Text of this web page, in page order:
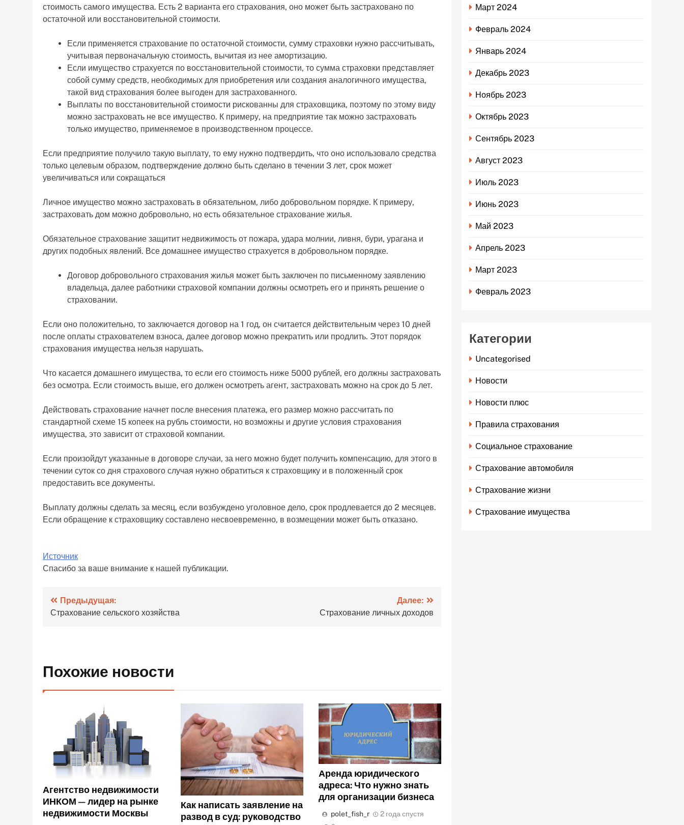
стоимость самого имущества. Есть 2 варианта его страхования, оно может быть застраховано по
остаточной или восстановительной стоимости.
Если применяется страхование по остаточной стоимости, сумму страховки нужно рассчитывать,
учитывая первоначальную стоимость, вычитая из нее амортизацию.
Если имущество страхуется по восстановительной стоимости, то сумма страховки представляет
собой сумму средств, необходимых для приобретения или создания аналогичного имущества,
такой вид страхования более выгоден для застрахованного.
Выплаты по восстановительной стоимости рискованны для страховщика, поэтому по этому виду
можно застраховать не все имущество. К примеру, на предприятие так можно застраховать
только имущество, применяемое в производственном процессе.
Если предприятие получило такую выплату, то ему нужно подтвердить, что оно использовало средства
только целевым образом, подтверждение должно быть сделано в течении 3 лет, срок может
увеличиваться или сокращаться
Личное имущество можно застраховать в обязательном, либо добровольном порядке. К примеру,
застраховать дом можно добровольно, но есть обязательное страхование жилья.
Обязательное страхование защитит недвижимость от пожара, удара молнии, ливня, бури, урагана и
других подобных явлений. Все домашнее имущество страхуется в добровольном порядке.
Договор добровольного страхования жилья может быть заключен по письменному заявлению
владельца, далее работники страховой компании должны осмотреть его и принять решение о
страховании.
Если оно положительно, то заключается договор на 1 год, он считается действительным через 10 дней
после оплаты страхователем взноса, далее договор можно прекратить или продлить. Этот порядок
страхования имущества нельзя нарушать.
Что касается домашнего имущества, то если его стоимость ниже 5000 рублей, его должны застраховать
без осмотра. Если стоимость выше, его должен осмотреть агент, застраховать можно на срок до 5 лет.
Действовать страхование начнет после внесения платежа, его размер можно рассчитать по
стандартной схеме 15 копеек на рубль стоимости, но возможны и другие условия страхования
имущества, это зависит от страховой компании.
Если произойдут указанные в договоре случаи, за него можно будет получить компенсацию, для этого в
течении суток со дня страхового случая нужно обратиться к страховщику и в положенный срок
предоставить все документы.
Выплату должны сделать за месяц, если возбуждено уголовное дело, срок продлевается до 2 месяцев.
Если обращение к страховщику составлено несвоевременно, в возмещении может быть отказано.
Источник
Спасибо за ваше внимание к нашей публикации.
Навигация
по
Предыдущая:
Страхование сельского хозяйства
Далее:
Страхование личных доходов
Похожие новости
Агентство недвижимости
ИНКОМ — лидер на рынке
недвижимости Москвы
Как написать заявление на
развод в суд: руководство
Аренда юридического
адреса: Что нужно знать
для организации бизнеса
polet_fish_r 2 года спустя
Март 2024
Февраль 2024
Январь 2024
Декабрь 2023
Ноябрь 2023
Октябрь 2023
Сентябрь 2023
Август 2023
Июль 2023
Июнь 2023
Май 2023
Апрель 2023
Март 2023
Февраль 2023
Категории
Uncategorised
Новости
Новости плюс
Правила страхования
Социальное страхование
Страхование автомобиля
Страхование жизни
Страхование имущества